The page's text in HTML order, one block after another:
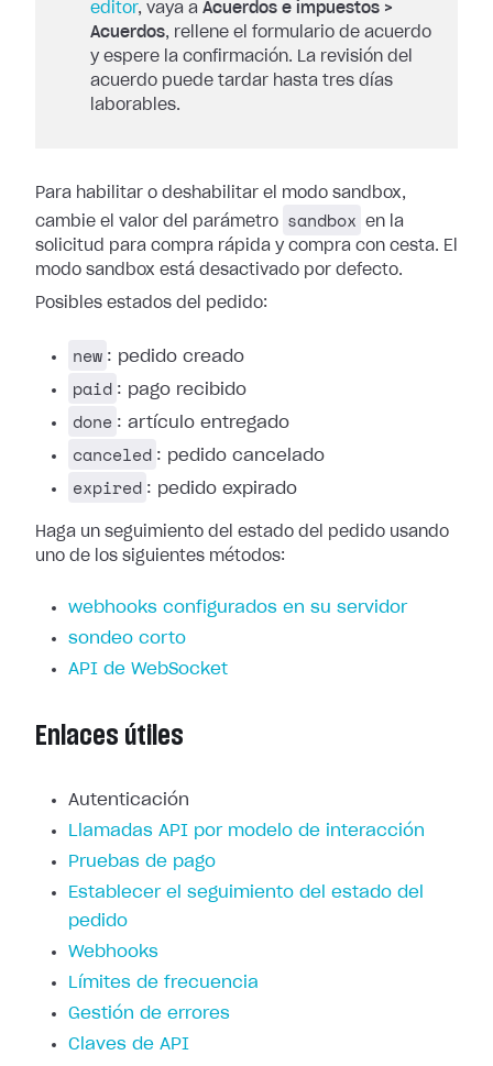
editor, vaya a Acuerdos e impuestos >
Acuerdos, rellene el formulario de acuerdo
y espere la confirmación. La revisión del
acuerdo puede tardar hasta tres días
laborables.
Para habilitar o deshabilitar el modo sandbox,
cambie el valor del parámetro
sandbox
en la
solicitud para compra rápida y compra con cesta. El
modo sandbox está desactivado por defecto.
Posibles estados del pedido:
new : pedido creado
paid : pago recibido
done : artículo entregado
canceled : pedido cancelado
expired : pedido expirado
Haga un seguimiento del estado del pedido usando
uno de los siguientes métodos:
webhooks configurados en su servidor
sondeo corto
API de WebSocket
Enlaces útiles
Autenticación
Llamadas API por modelo de interacción
Pruebas de pago
Establecer el seguimiento del estado del
pedido
Webhooks
Límites de frecuencia
Gestión de errores
Claves de API